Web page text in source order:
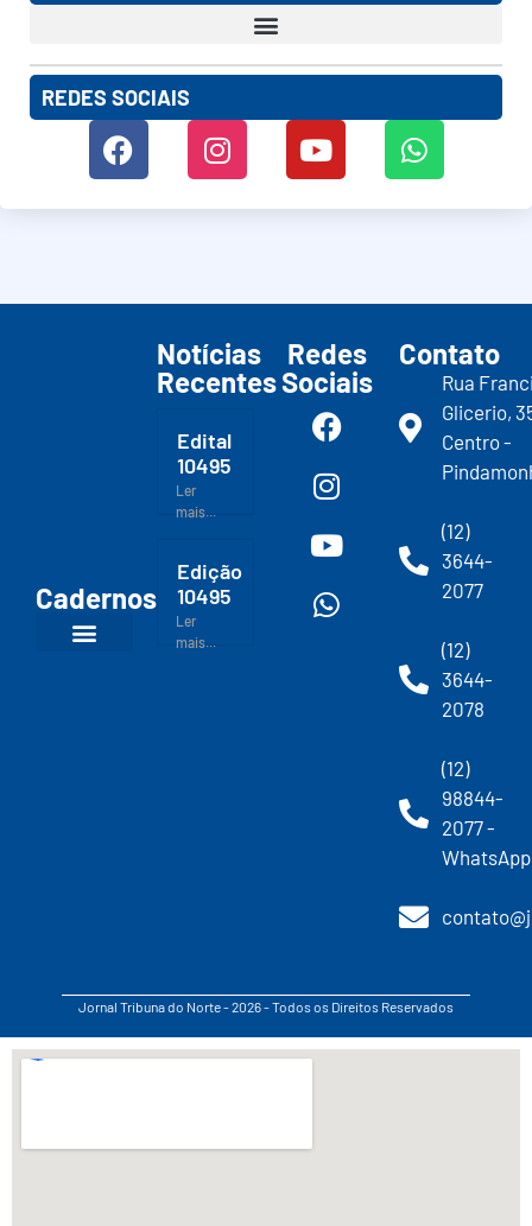
REDES SOCIAIS
Cadernos
Notícias
Recentes
Edital
10495
Ler
mais...
Edição
10495
Ler
mais...
Redes
Sociais
Contato
Rua
Glicerio,
Centro -
(12)
3644-
2077
(12)
3644-
2078
(12)
98844-
2077 -
WhatsApp
Jornal Tribuna do Norte - 2026 - Todos os Direitos Reservados